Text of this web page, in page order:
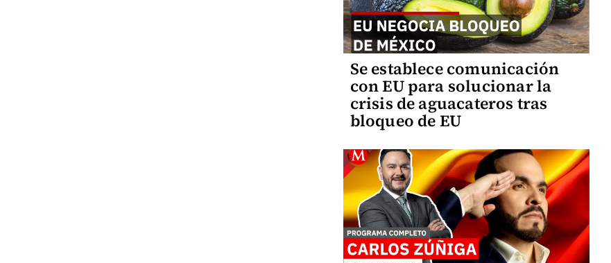
Se establece comunicación
con EU para solucionar la
crisis de aguacateros tras
bloqueo de EU